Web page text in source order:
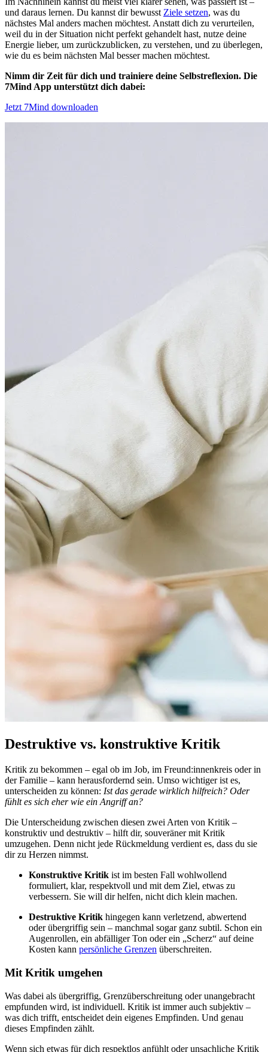
und daraus lernen. Du kannst dir bewusst Ziele setzen, was du
nächstes Mal anders machen möchtest. Anstatt dich zu verurteilen,
weil du in der Situation nicht perfekt gehandelt hast, nutze deine
Energie lieber, um zurückzublicken, zu verstehen, und zu überlegen,
wie du es beim nächsten Mal besser machen möchtest.
Nimm dir Zeit für dich und trainiere deine Selbstreflexion. Die
7Mind App unterstützt dich dabei:
Jetzt 7Mind downloaden
Destruktive vs. konstruktive Kritik
Kritik zu bekommen – egal ob im Job, im Freund:innenkreis oder in
der Familie – kann herausfordernd sein. Umso wichtiger ist es,
unterscheiden zu können: Ist das gerade wirklich hilfreich? Oder
fühlt es sich eher wie ein Angriff an?
Die Unterscheidung zwischen diesen zwei Arten von Kritik –
konstruktiv und destruktiv – hilft dir, souveräner mit Kritik
umzugehen. Denn nicht jede Rückmeldung verdient es, dass du sie
dir zu Herzen nimmst.
Konstruktive Kritik ist im besten Fall wohlwollend
formuliert, klar, respektvoll und mit dem Ziel, etwas zu
verbessern. Sie will dir helfen, nicht dich klein machen.
Destruktive Kritik hingegen kann verletzend, abwertend
oder übergriffig sein – manchmal sogar ganz subtil. Schon ein
Augenrollen, ein abfälliger Ton oder ein „Scherz“ auf deine
Kosten kann persönliche Grenzen überschreiten.
Mit Kritik umgehen
Was dabei als übergriffig, Grenzüberschreitung oder unangebracht
empfunden wird, ist individuell. Kritik ist immer auch subjektiv –
was dich trifft, entscheidet dein eigenes Empfinden. Und genau
dieses Empfinden zählt.
Wenn sich etwas für dich respektlos anfühlt oder unsachliche Kritik